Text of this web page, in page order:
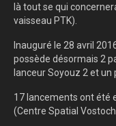
là tout se qui
vaisseau PTK).
Inauguré le 28 avril
possède désormais 2
lanceur Soyouz 2 et
17 lancements ont été
(Centre Spatial